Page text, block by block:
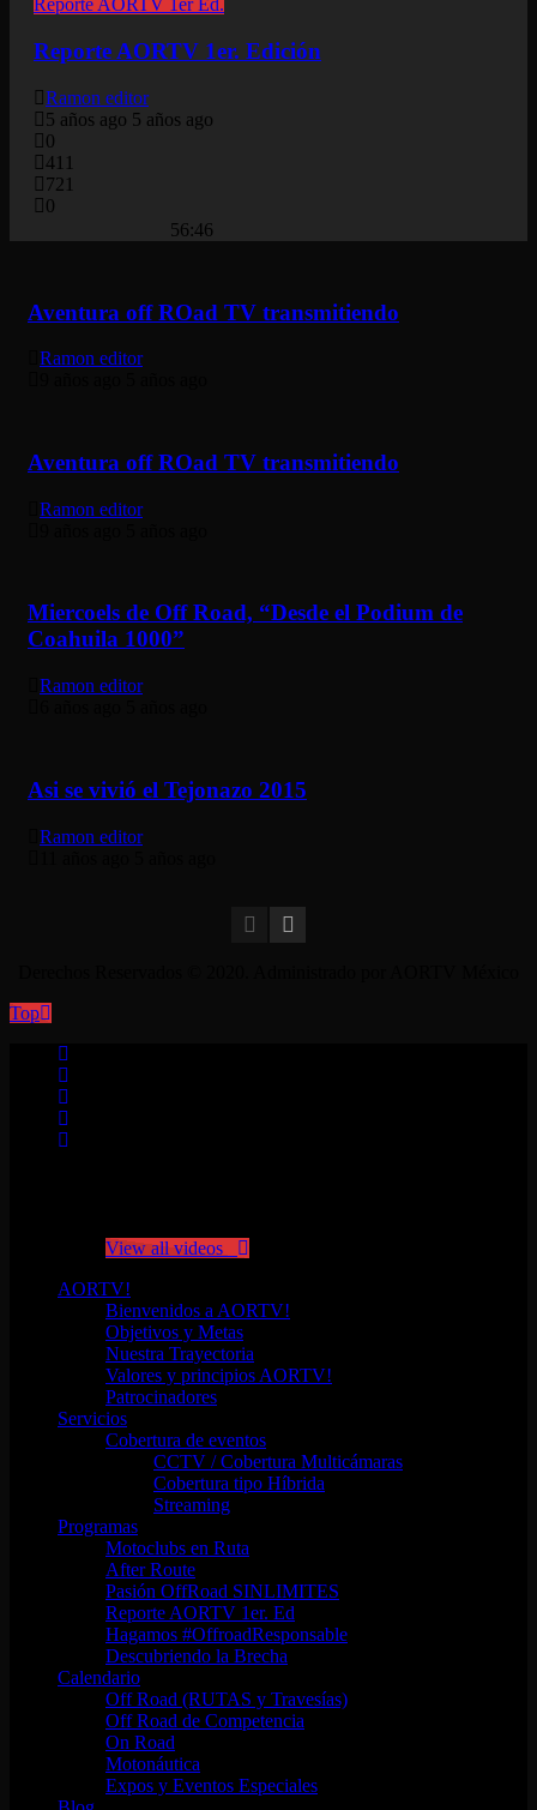
56:46
Reporte AORTV 1er Ed.
Reporte AORTV 1er. Edición
Ramon editor
5 años ago 5 años ago
0
411
721
0
Aventura off ROad TV transmitiendo
Ramon editor
Aventura off ROad TV transmitiendo
Ramon editor
Miercoels de Off Road, “Desde el Podium de
Coahuila 1000”
Ramon editor
Asi se vivió el Tejonazo 2015
Ramon editor
Top
View all videos
AORTV!
Bienvenidos a AORTV!
Objetivos y Metas
Nuestra Trayectoria
Valores y principios AORTV!
Patrocinadores
Servicios
Cobertura de eventos
CCTV / Cobertura Multicámaras
Cobertura tipo Híbrida
Streaming
Programas
Motoclubs en Ruta
After Route
Pasión OffRoad SINLIMITES
Reporte AORTV 1er. Ed
Hagamos #OffroadResponsable
Descubriendo la Brecha
Calendario
Off Road (RUTAS y Travesías)
Off Road de Competencia
On Road
Motonáutica
Expos y Eventos Especiales